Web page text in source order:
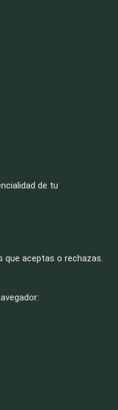
de tu
que aceptas o rechazas.